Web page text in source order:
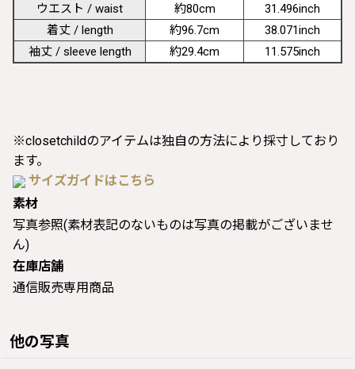
ウエスト / waist
約80cm
31.496inch
着丈 / length
約96.7cm
38.071inch
袖丈 / sleeve length
約29.4cm 11.575inch
※closetchildのアイテムは独自の方法により採寸しており
ます。
サイズガイドはこちら
素材
写真参照(素材表記のないものは写真の掲載がございませ
ん)
在庫店舗
通信販売専用商品
他の写真